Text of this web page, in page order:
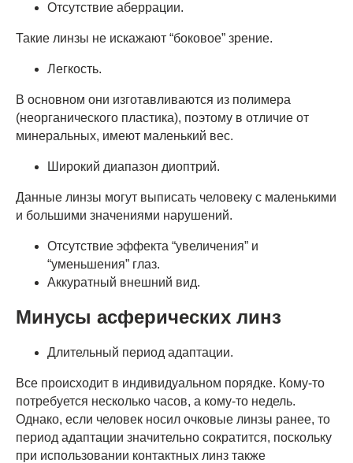
Отсутствие аберрации.
Такие линзы не искажают “боковое” зрение.
Легкость.
В основном они изготавливаются из полимера
(неорганического пластика), поэтому в отличие от
минеральных, имеют маленький вес.
Широкий диапазон диоптрий.
Данные линзы могут выписать человеку с маленькими
и большими значениями нарушений.
Отсутствие эффекта “увеличения” и
“уменьшения” глаз.
Аккуратный внешний вид.
Минусы асферических линз
Длительный период адаптации.
Все происходит в индивидуальном порядке. Кому-то
потребуется несколько часов, а кому-то недель.
Однако, если человек носил очковые линзы ранее, то
период адаптации значительно сократится, поскольку
при использовании контактных линз также